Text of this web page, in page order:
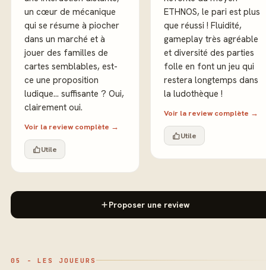
un cœur de mécanique
qui se résume à piocher
dans un marché et à
jouer des familles de
cartes semblables, est-
ce une proposition
ludique… suffisante ? Oui,
clairement oui.
Voir la review complète →
Utile
ETHNOS, le pari est plus
que réussi ! Fluidité,
gameplay très agréable
et diversité des parties
folle en font un jeu qui
restera longtemps dans
la ludothèque !
Voir la review complète →
Utile
Proposer une review
05 - LES JOUEURS